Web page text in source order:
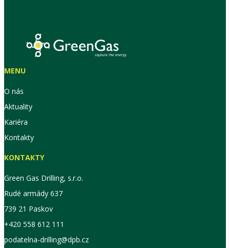
MENU
O nás
Aktuality
Kariéra
Kontakty
KONTAKTY
Green Gas Drilling, s.r.o.
Rudé armády 637
739 21 Paskov
+420 558 612 111
podatelna-drilling@dpb.cz